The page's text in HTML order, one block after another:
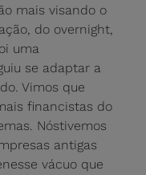
mais visando o
do overnight,
uma
se adaptar a
Vimos que
financistas do
Nóstivemos
antigas
vácuo que